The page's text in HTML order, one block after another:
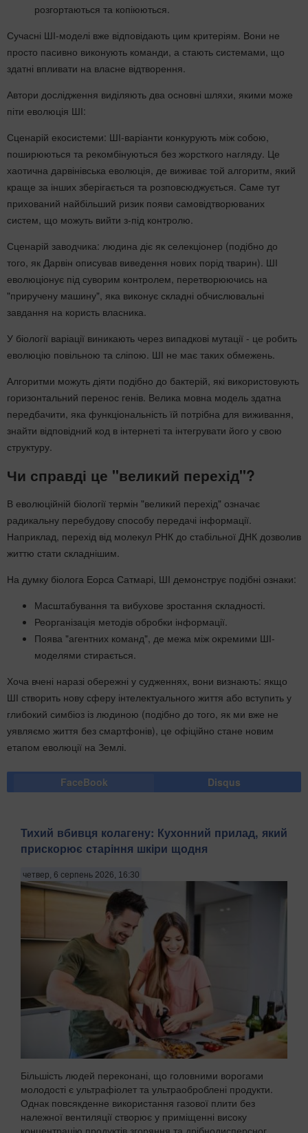
розгортаються та копіюються.
Сучасні ШІ-моделі вже відповідають цим критеріям. Вони не
просто пасивно виконують команди, а стають системами, що
здатні впливати на власне відтворення.
Автори дослідження виділяють два основні шляхи, якими може
піти еволюція ШІ:
Сценарій екосистеми: ШІ-варіанти конкурують між собою,
поширюються та рекомбінуються без жорсткого нагляду. Це
хаотична дарвінівська еволюція, де виживає той алгоритм, який
краще за інших зберігається та розповсюджується. Саме тут
прихований найбільший ризик появи самовідтворюваних
систем, що можуть вийти з-під контролю.
Сценарій заводчика: людина діє як селекціонер (подібно до
того, як Дарвін описував виведення нових порід тварин). ШІ
еволюціонує під суворим контролем, перетворюючись на
"приручену машину", яка виконує складні обчислювальні
завдання на користь власника.
У біології варіації виникають через випадкові мутації - це робить
еволюцію повільною та сліпою. ШІ не має таких обмежень.
Алгоритми можуть діяти подібно до бактерій, які використовують
горизонтальний перенос генів. Велика мовна модель здатна
передбачити, яка функціональність їй потрібна для виживання,
знайти відповідний код в інтернеті та інтегрувати його у свою
структуру.
Чи справді це "великий перехід"?
В еволюційній біології термін "великий перехід" означає
радикальну перебудову способу передачі інформації.
Наприклад, перехід від молекул РНК до стабільної ДНК дозволив
життю стати складнішим.
На думку біолога Еорса Сатмарі, ШІ демонструє подібні ознаки:
Масштабування та вибухове зростання складності.
Реорганізація методів обробки інформації.
Поява "агентних команд", де межа між окремими ШІ-
моделями стирається.
Хоча вчені наразі обережні у судженнях, вони визнають: якщо
ШІ створить нову сферу інтелектуального життя або вступить у
глибокий симбіоз із людиною (подібно до того, як ми вже не
уявляємо життя без смартфонів), це офіційно стане новим
етапом еволюції на Землі.
FaceBook Disqus
Тихий вбивця колагену: Кухонний прилад, який
прискорює старіння шкіри щодня
четвер, 6 серпень 2026, 16:30
Більшість людей переконані, що головними ворогами
молодості є ультрафіолет та ультраоброблені продукти.
Однак повсякденне використання газової плити без
належної вентиляції створює у приміщенні високу